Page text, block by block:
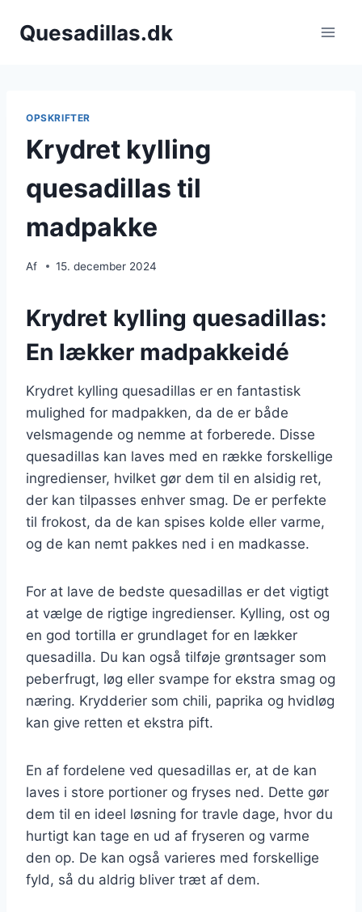
Quesadillas.dk
OPSKRIFTER
Krydret kylling
quesadillas til
madpakke
Af 15. december 2024
Krydret kylling quesadillas:
En lækker madpakkeidé
Krydret kylling quesadillas er en fantastisk
mulighed for madpakken, da de er både
velsmagende og nemme at forberede. Disse
quesadillas kan laves med en række forskellige
ingredienser, hvilket gør dem til en alsidig ret,
der kan tilpasses enhver smag. De er perfekte
til frokost, da de kan spises kolde eller varme,
og de kan nemt pakkes ned i en madkasse.
For at lave de bedste quesadillas er det vigtigt
at vælge de rigtige ingredienser. Kylling, ost og
en god tortilla er grundlaget for en lækker
quesadilla. Du kan også tilføje grøntsager som
peberfrugt, løg eller svampe for ekstra smag og
næring. Krydderier som chili, paprika og hvidløg
kan give retten et ekstra pift.
En af fordelene ved quesadillas er, at de kan
laves i store portioner og fryses ned. Dette gør
dem til en ideel løsning for travle dage, hvor du
hurtigt kan tage en ud af fryseren og varme
den op. De kan også varieres med forskellige
fyld, så du aldrig bliver træt af dem.